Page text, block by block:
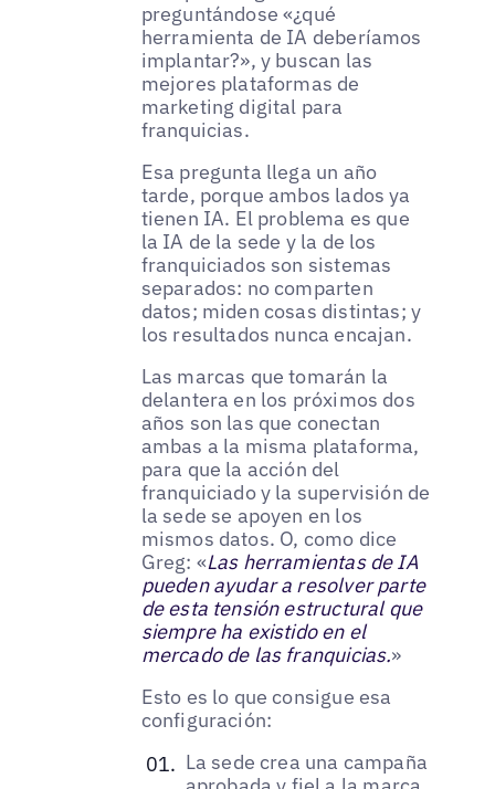
preguntándose «¿qué
herramienta de IA deberíamos
implantar?», y buscan las
mejores plataformas de
marketing digital para
franquicias.
Esa pregunta llega un año
tarde, porque ambos lados ya
tienen IA. El problema es que
la IA de la sede y la de los
franquiciados son sistemas
separados: no comparten
datos; miden cosas distintas; y
los resultados nunca encajan.
Las marcas que tomarán la
delantera en los próximos dos
años son las que conectan
ambas a la misma plataforma,
para que la acción del
franquiciado y la supervisión de
la sede se apoyen en los
mismos datos. O, como dice
Greg: «Las herramientas de IA
pueden ayudar a resolver parte
de esta tensión estructural que
siempre ha existido en el
mercado de las franquicias.»
Esto es lo que consigue esa
configuración:
La sede crea una campaña